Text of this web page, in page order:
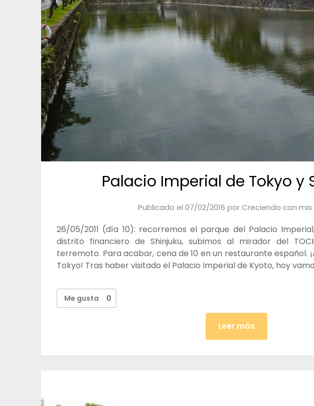
Palacio Imperial de Tokyo y
Publicado el 07/02/2016 porCreciendo con mis
26/05/2011 (día 10): recorremos el parque del Palacio
distrito financiero de Shinjuku, subimos al mirador del
terremoto. Para acabar, cena de 10 en un restaurante español.
Tokyo! Tras haber visitado el Palacio Imperial de Kyoto, hoy
Me gusta 0
Leer más